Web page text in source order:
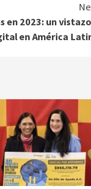
en 2023: un
en América